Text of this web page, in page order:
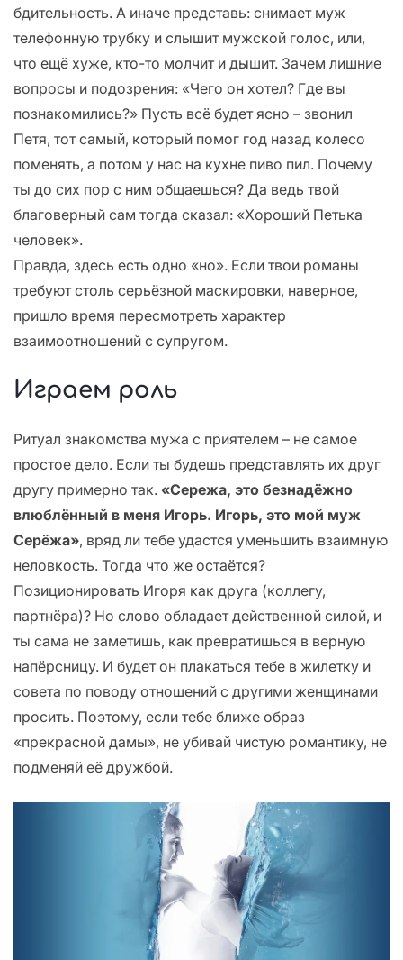
бдительность. А иначе представь: снимает муж
телефонную трубку и слышит мужской голос, или,
что ещё хуже, кто-то молчит и дышит. Зачем лишние
вопросы и подозрения: «Чего он хотел? Где вы
познакомились?» Пусть всё будет ясно – звонил
Петя, тот самый, который помог год назад колесо
поменять, а потом у нас на кухне пиво пил. Почему
ты до сих пор с ним общаешься? Да ведь твой
благоверный сам тогда сказал: «Хороший Петька
человек».
Правда, здесь есть одно «но». Если твои романы
требуют столь серьёзной маскировки, наверное,
пришло время пересмотреть характер
взаимоотношений с супругом.
Играем роль
Ритуал знакомства мужа с приятелем – не самое
простое дело. Если ты будешь представлять их друг
другу примерно так. «Сережа, это безнадёжно
влюблённый в меня Игорь. Игорь, это мой муж
Серёжа», вряд ли тебе удастся уменьшить взаимную
неловкость. Тогда что же остаётся?
Позиционировать Игоря как друга (коллегу,
партнёра)? Но слово обладает действенной силой, и
ты сама не заметишь, как превратишься в верную
напёрсницу. И будет он плакаться тебе в жилетку и
совета по поводу отношений с другими женщинами
просить. Поэтому, если тебе ближе образ
«прекрасной дамы», не убивай чистую романтику, не
подменяй её дружбой.